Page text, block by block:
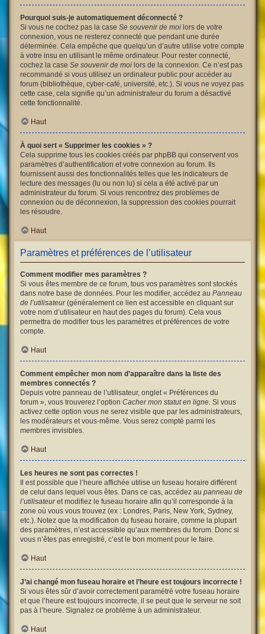
Pourquoi suis-je automatiquement déconnecté ?
Si vous ne cochez pas la case Se souvenir de moi lors de votre
connexion, vous ne resterez connecté que pendant une durée
déterminée. Cela empêche que quelqu’un d’autre utilise votre compte
à votre insu en utilisant le même ordinateur. Pour rester connecté,
cochez la case Se souvenir de moi lors de la connexion. Ce n’est pas
recommandé si vous utilisez un ordinateur public pour accéder au
forum (bibliothèque, cyber-café, université, etc.). Si vous ne voyez pas
cette case, cela signifie qu’un administrateur du forum a désactivé
cette fonctionnalité.
Haut
À quoi sert « Supprimer les cookies » ?
Cela supprime tous les cookies créés par phpBB qui conservent vos
paramètres d’authentification et votre connexion au forum. Ils
fournissent aussi des fonctionnalités telles que les indicateurs de
lecture des messages (lu ou non lu) si cela a été activé par un
administrateur du forum. Si vous rencontrez des problèmes de
connexion ou de déconnexion, la suppression des cookies pourrait
les résoudre.
Haut
Paramètres et préférences de l’utilisateur
Comment modifier mes paramètres ?
Si vous êtes membre de ce forum, tous vos paramètres sont stockés
dans notre base de données. Pour les modifier, accédez au Panneau
de l’utilisateur(généralement ce lien est accessible en cliquant sur
votre nom d’utilisateur en haut des pages du forum). Cela vous
permettra de modifier tous les paramètres et préférences de votre
compte.
Haut
Comment empêcher mon nom d’apparaître dans la liste des
membres connectés ?
Depuis votre panneau de l’utilisateur, onglet « Préférences du
forum », vous trouverez l’option Cacher mon statut en ligne. Si vous
activez cette option vous ne serez visible que par les administrateurs,
les modérateurs et vous-même. Vous serez compté parmi les
membres invisibles.
Haut
Les heures ne sont pas correctes !
Il est possible que l’heure affichée utilise un fuseau horaire différent
de celui dans lequel vous êtes. Dans ce cas, accédez au panneau de
l’utilisateuret modifiez le fuseau horaire afin qu’il corresponde à la
zone où vous vous trouvez (ex : Londres, Paris, New York, Sydney,
etc.). Notez que la modification du fuseau horaire, comme la plupart
des paramètres, n’est accessible qu’aux membres du forum. Donc si
vous n’êtes pas enregistré, c’est le bon moment pour le faire.
Haut
J’ai changé mon fuseau horaire et l’heure est toujours incorrecte !
Si vous êtes sûr d’avoir correctement paramétré votre fuseau horaire
et que l’heure est toujours incorrecte, il se peut que le serveur ne soit
pas à l’heure. Signalez ce problème à un administrateur.
Haut